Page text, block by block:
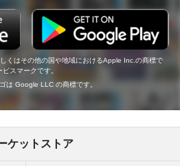
くはその他の国や地域におけるApple Inc.の商標で
スマークです。
は Google LLC の商標です。
ケットストア